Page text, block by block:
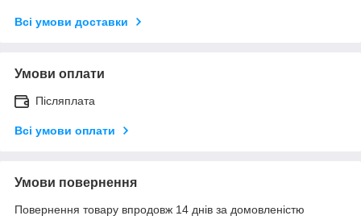
Всі умови доставки
Умови оплати
Післяплата
Всі умови оплати
Умови повернення
Повернення товару впродовж 14 днів за домовленістю